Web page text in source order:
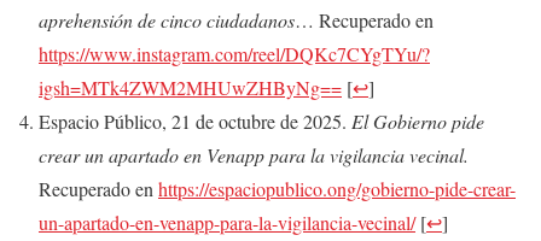
aprehensión de cinco ciudadanos… Recuperado en
https://www.instagram.com/reel/DQKc7CYgTYu/?
igsh=MTk4ZWM2MHUwZHByNg== [↩]
Espacio Público, 21 de octubre de 2025. El Gobierno pide
crear un apartado en Venapp para la vigilancia vecinal.
Recuperado en https://espaciopublico.ong/gobierno-pide-crear-
un-apartado-en-venapp-para-la-vigilancia-vecinal/ [↩]